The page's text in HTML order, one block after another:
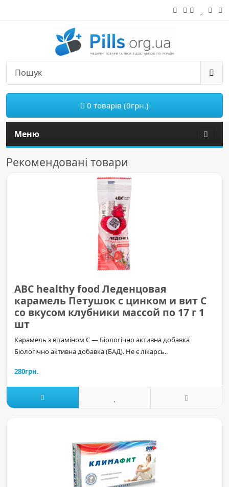
0 товарів (0грн.)
Меню
Рекомендовані товари
ABC healthy food Леденцовая
карамель Петушок с цинком и вит С
со вкусом клубники массой по 17 г 1
шт
Карамель з вітаміном C — Біологічно активна добавка
Біологічно активна добавка (БАД). Не є лікарсь..
280грн.